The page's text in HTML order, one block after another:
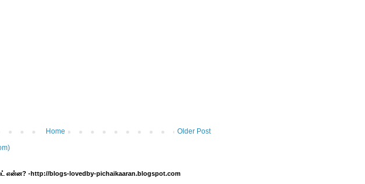
Older Post
Home
என்ன? -http://blogs-lovedby-pichaikaaran.blogspot.com